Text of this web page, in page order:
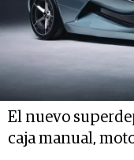
El nuevo
caja manual,